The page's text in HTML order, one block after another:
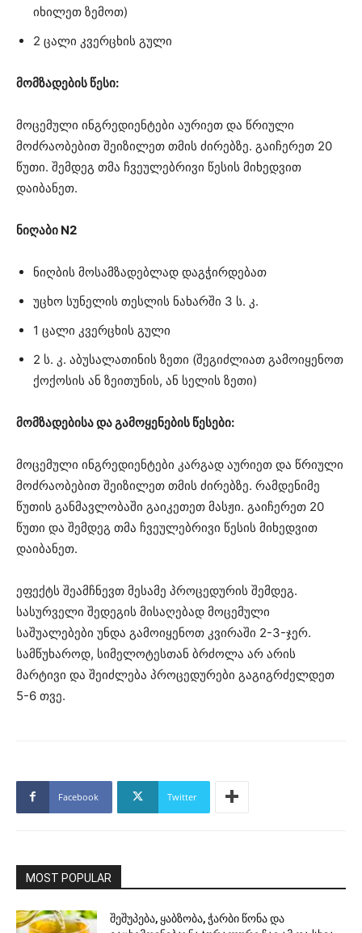
იხილეთ ზემოთ)
2 ცალი კვერცხის გული
მომზადების წესი:
მოცემული ინგრედიენტები აურიეთ და წრიული
მოძრაობებით შეიზილეთ თმის ძირებზე. გაიჩერეთ 20
წუთი. შემდეგ თმა ჩვეულებრივი წესის მიხედვით
დაიბანეთ.
ნიღაბი N2
ნიღბის მოსამზადებლად დაგჭირდებათ
უცხო სუნელის თესლის ნახარში 3 ს. კ.
1 ცალი კვერცხის გული
2 ს. კ. აბუსალათინის ზეთი (შეგიძლიათ გამოიყენოთ
ქოქოსის ან ზეითუნის, ან სელის ზეთი)
მომზადებისა და გამოყენების წესები:
მოცემული ინგრედიენტები კარგად აურიეთ და წრიული
მოძრაობებით შეიზილეთ თმის ძირებზე. რამდენიმე
წუთის განმავლობაში გაიკეთეთ მასჟი. გაიჩერეთ 20
წუთი და შემდეგ თმა ჩვეულებრივი წესის მიხედვით
დაიბანეთ.
ეფექტს შეამჩნევთ მესამე პროცედურის შემდეგ.
სასურველი შედეგის მისაღებად მოცემული
საშუალებები უნდა გამოიყენოთ კვირაში 2-3-ჯერ.
სამწუხაროდ, სიმელოტესთან ბრძოლა არ არის
მარტივი და შეიძლება პროცედურები გაგიგრძელდეთ
5-6 თვე.
Facebook Twitter
MOST POPULAR
შეშუპება, ყაბზობა, ჭარბი წონა და